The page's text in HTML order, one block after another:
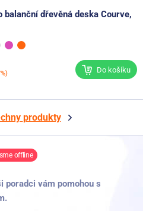
balanční dřevěná deska Courve,
Do košíku
produkty
offline
poradci vám pomohou s